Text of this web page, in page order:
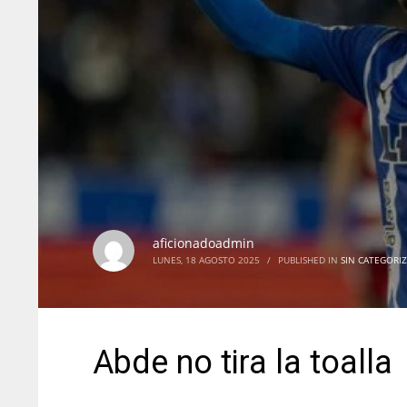
aficionadoadmin
LUNES, 18 AGOSTO 2025 / PUBLISHED IN SIN
Abde no tira la toalla